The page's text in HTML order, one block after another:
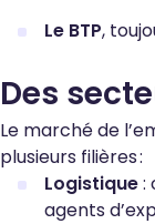
Le BTP,
Des
Le marché de
plusieurs filières :
Logistique:
agents